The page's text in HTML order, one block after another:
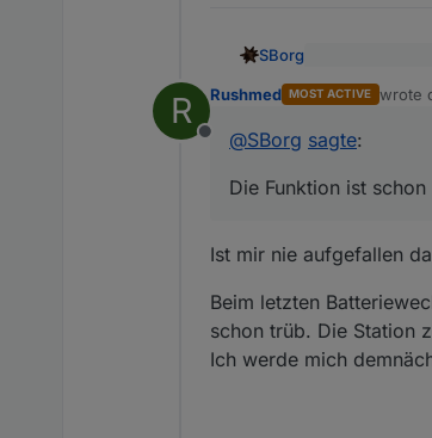
SBorg
Vll. wäre es
Die Funktion ist
So lange wird
Außerdem wird
Der "Hack" fügt
@ Rushmed
das 868kHz-
sind denn deine
Der Fix läuft seit
R
Offline
Rushmed MOST ACTIVE wrote
last
@SBorg sagte:
Die Funktion ist
Ist mir nie aufgefallen
Beim letzten
schon trüb. Die Station
Ich werde mich